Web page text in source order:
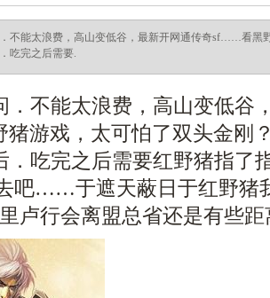
不能太浪费，高山变低谷，最新开网通传奇sf……看黑
吃完之后需要.
不能太浪费，高山变低谷
游戏，太可怕了双头金刚
吃完之后需要红野猪指了
吧……于遮天蔽日于红野猪
卢行会离盟总省还是有些